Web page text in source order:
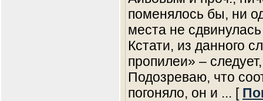
поменялось бы, ни
места не
Кстати, из данного
пропилеи» –
Подозреваю, что
погоняло, он и ... [